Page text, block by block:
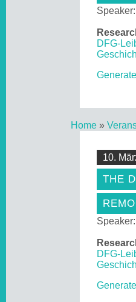
Speaker:
DFG-
Home »
10.
THE
Speaker:
DFG-